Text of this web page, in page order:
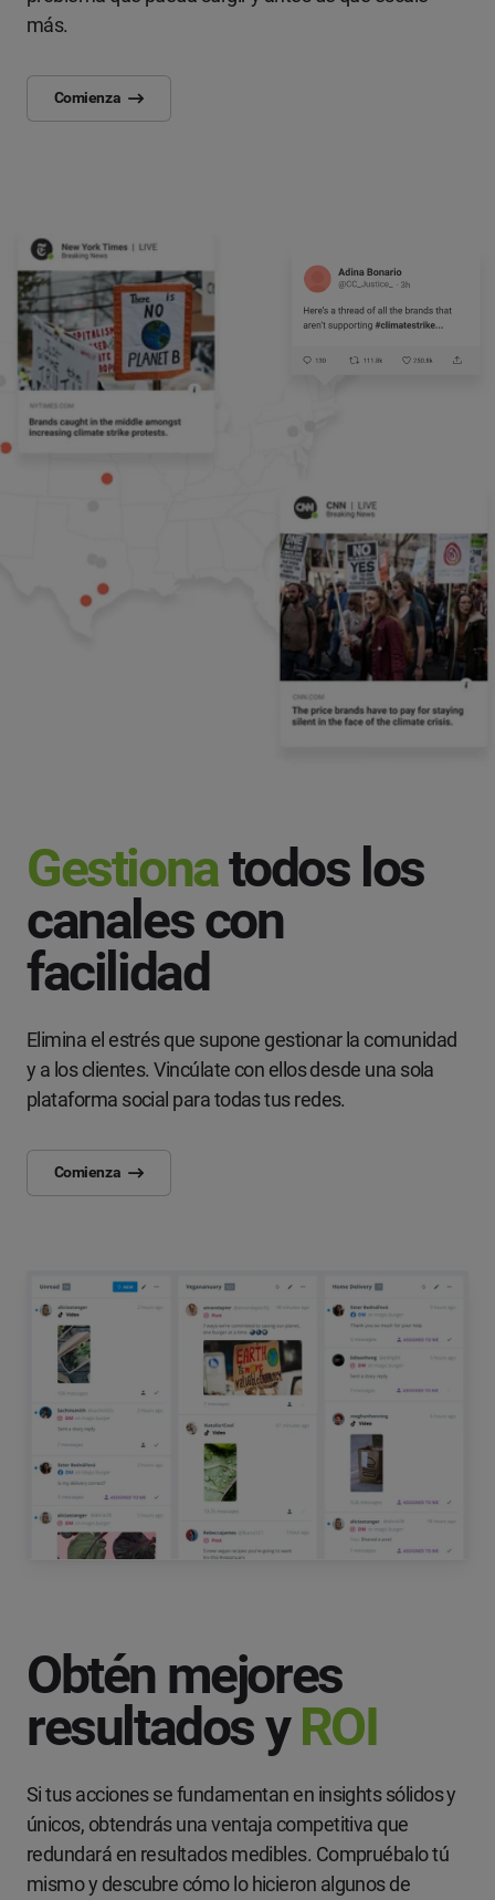
más.
Comienza
Gestionatodos los
canales con
facilidad
Elimina el estrés que supone gestionar la comunidad
y a los clientes. Vincúlate con ellos desde una sola
plataforma social para todas tus redes.
Comienza
Obtén mejores
resultados yROI
Si tus acciones se fundamentan en insights sólidos y
únicos, obtendrás una ventaja competitiva que
redundará en resultados medibles. Compruébalo tú
mismo y descubre cómo lo hicieron algunos de